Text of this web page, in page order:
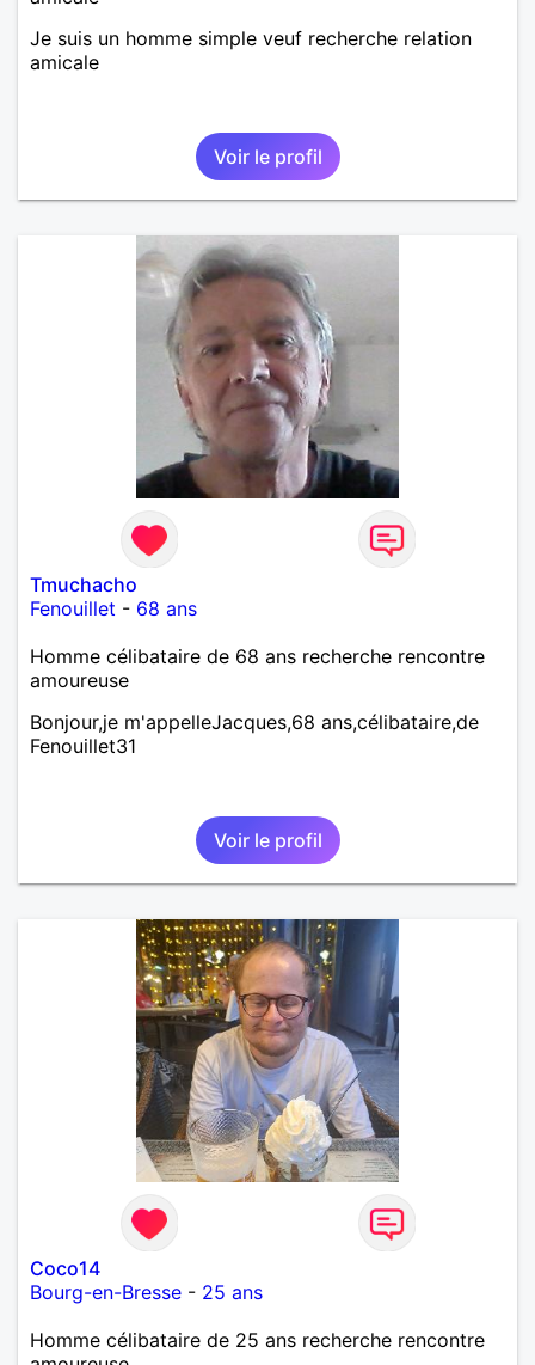
Je suis un homme simple veuf recherche relation
amicale
Voir le profil
Tmuchacho
Fenouillet - 68 ans
Homme célibataire de 68 ans recherche rencontre
amoureuse
Bonjour,je m'appelleJacques,68 ans,célibataire,de
Fenouillet31
Voir le profil
Coco14
Bourg-en-Bresse - 25 ans
Homme célibataire de 25 ans recherche rencontre